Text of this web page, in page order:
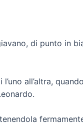
di punto in
all’altra,